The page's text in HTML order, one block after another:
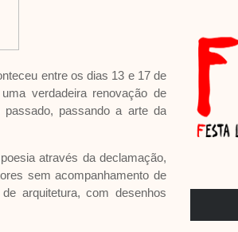
entre os dias 13 e 17 de
verdadeira renovação de
passando a arte da
através da declamação,
sem acompanhamento de
arquitetura, com desenhos